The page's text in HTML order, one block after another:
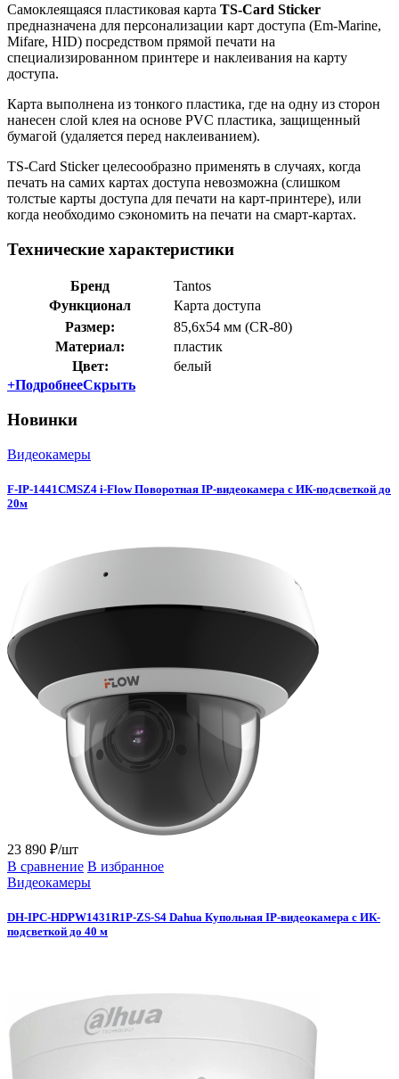
Самоклеящаяся пластиковая карта TS-Card Sticker
предназначена для персонализации карт доступа (Em-Marine,
Mifare, HID) посредством прямой печати на
специализированном принтере и наклеивания на карту
доступа.
Карта выполнена из тонкого пластика, где на одну из сторон
нанесен слой клея на основе PVC пластика, защищенный
бумагой (удаляется перед наклеиванием).
TS-Card Sticker целесообразно применять в случаях, когда
печать на самих картах доступа невозможна (слишком
толстые карты доступа для печати на карт-принтере), или
когда необходимо сэкономить на печати на смарт-картах.
Технические характеристики
Бренд
Tantos
Функционал
Карта доступа
Размер:
85,6х54 мм (СR-80)
Материал:
пластик
Цвет:
белый
+ПодробнееСкрыть
Новинки
Видеокамеры
F-IP-1441CMSZ4 i-Flow Поворотная IP-видеокамера c ИК-подсветкой до
20м
23 890 ₽/шт
В сравнение В избранное
Видеокамеры
DH-IPC-HDPW1431R1P-ZS-S4 Dahua Купольная IP-видеокамера с ИК-
подсветкой до 40 м